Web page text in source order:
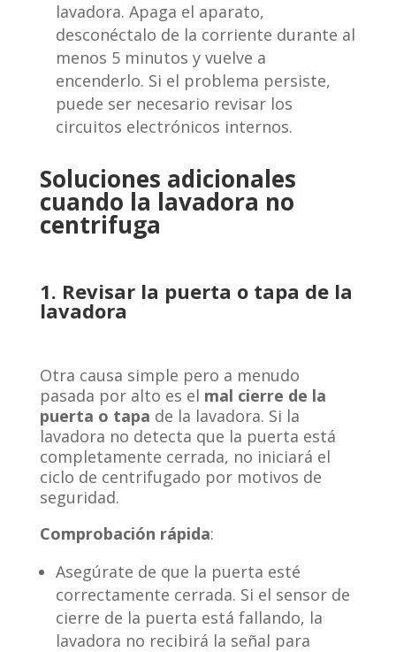
lavadora. Apaga el aparato,
desconéctalo de la corriente durante al
menos 5 minutos y vuelve a
encenderlo. Si el problema persiste,
puede ser necesario revisar los
circuitos electrónicos internos.
Soluciones adicionales
cuando la lavadora no
centrifuga
1. Revisar la puerta o tapa de la
lavadora
Otra causa simple pero a menudo
pasada por alto es el mal cierre de la
puerta o tapa de la lavadora. Si la
lavadora no detecta que la puerta está
completamente cerrada, no iniciará el
ciclo de centrifugado por motivos de
seguridad.
Comprobación rápida:
Asegúrate de que la puerta esté
correctamente cerrada. Si el sensor de
cierre de la puerta está fallando, la
lavadora no recibirá la señal para